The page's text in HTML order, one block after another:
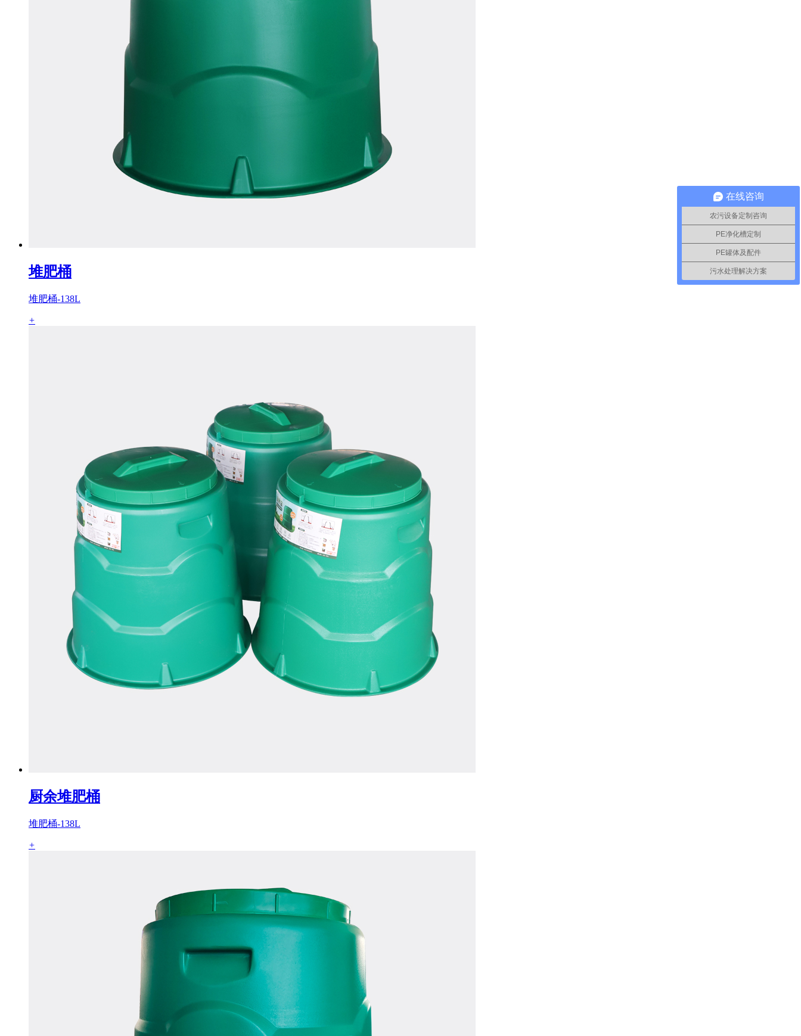
堆肥桶
堆肥桶-138L
+
厨余堆肥桶
堆肥桶-138L
+
在线咨询
农污设备定制咨询
PE净化槽定制
PE罐体及配件
污水处理解决方案